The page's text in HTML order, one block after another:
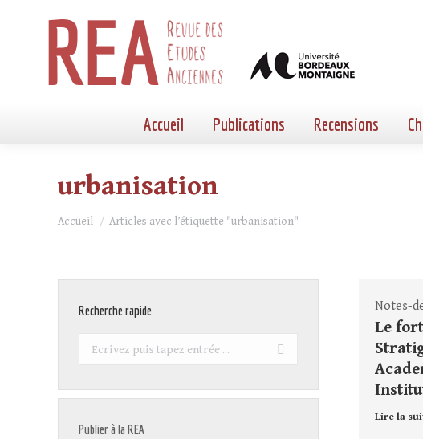
Accueil Publications Recensions
urbanisation
Vous êtes ici :
Accueil Articles avec l’étiquette "urbanisation"
Notes-
Le
Lire la
Recherche rapide
Recherche
Publier à la REA